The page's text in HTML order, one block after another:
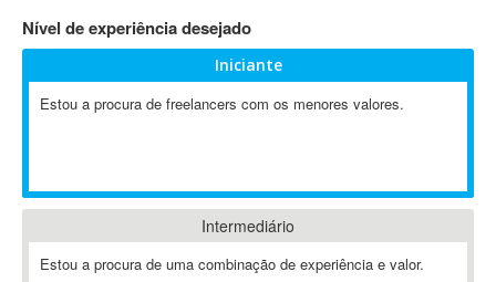
802.11
A-GPS
ABAP
Abaqus
ABBYY FineReader
Nível de experiência desejado
Iniciante
Estou a procura de freelancers com os menores valores.
Intermediário
Estou a procura de uma combinação de experiência e valor.